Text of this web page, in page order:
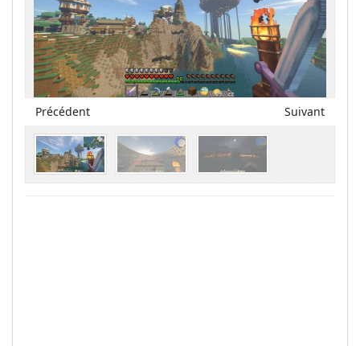
Précédent Suivant